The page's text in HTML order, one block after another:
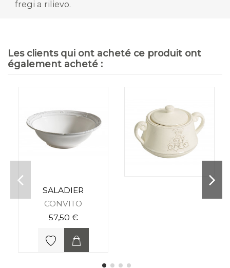
fregi a rilievo.
Les clients qui ont acheté ce produit ont
également acheté :
SALADIER
CONVITO
57,50 €